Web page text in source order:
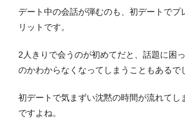
デート中の会話が弾むのも、初デートでプ
リットです。
2人きりで会うのが初めてだと、話題に困
のかわからなくなってしまうこともあるで
初デートで気まずい沈黙の時間が流れてし
ですよね。